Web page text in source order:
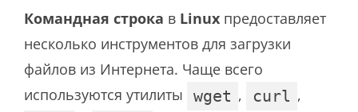
Командная строка в Linux предоставляет
несколько инструментов для загрузки
файлов из Интернета. Чаще всего
используются утилиты wget , curl ,